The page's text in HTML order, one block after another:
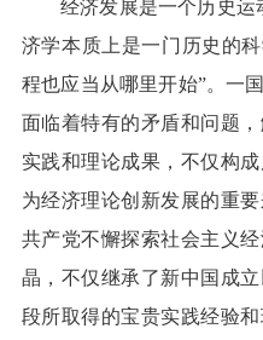
经济发展是一个历史运
济学本质上是一门历史的
程也应当从哪里开始”。一
面临着特有的矛盾和问题
实践和理论成果，不仅构
为经济理论创新发展的重
共产党不懈探索社会主义
晶，不仅继承了新中国成
段所取得的宝贵实践经验